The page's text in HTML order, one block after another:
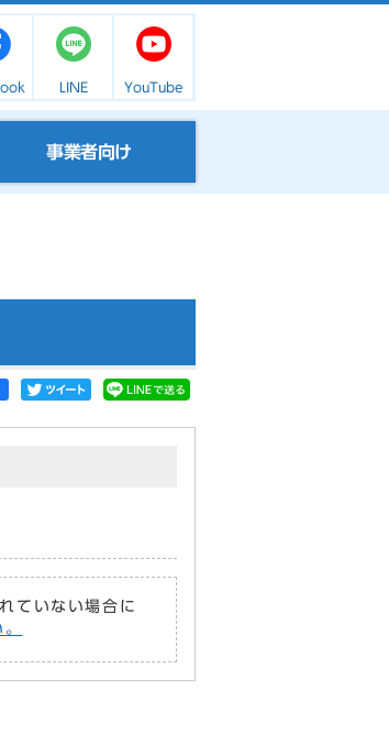
LINE YouTube
事業者向け
ていない場合に